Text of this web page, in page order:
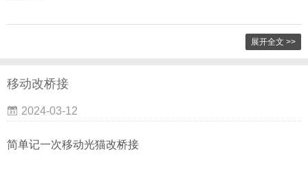
展开全文 >>
移动改桥接
2024-03-12
简单记一次移动光猫改桥接